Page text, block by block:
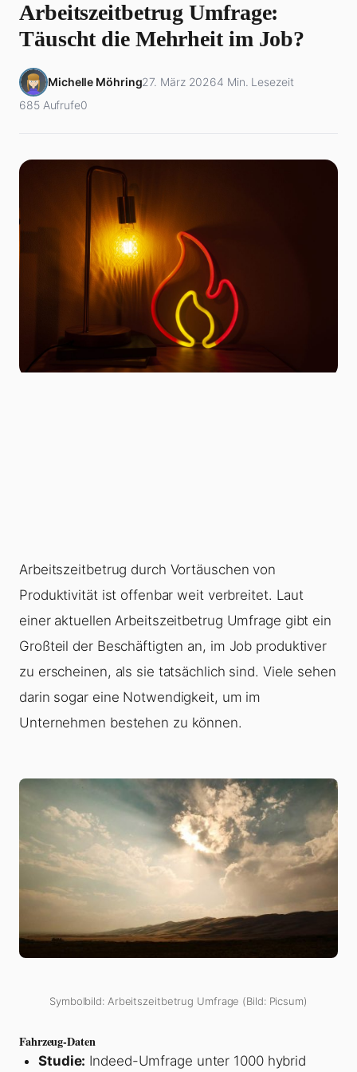
Arbeitszeitbetrug Umfrage:
Täuscht die Mehrheit im Job?
Michelle Möhring27. März 20264 Min. Lesezeit
685 Aufrufe0
Arbeitszeitbetrug durch Vortäuschen von
Produktivität ist offenbar weit verbreitet. Laut
einer aktuellen Arbeitszeitbetrug Umfrage gibt ein
Großteil der Beschäftigten an, im Job produktiver
zu erscheinen, als sie tatsächlich sind. Viele sehen
darin sogar eine Notwendigkeit, um im
Unternehmen bestehen zu können.
Symbolbild: Arbeitszeitbetrug Umfrage (Bild: Picsum)
Fahrzeug-Daten
Studie: Indeed-Umfrage unter 1000 hybrid